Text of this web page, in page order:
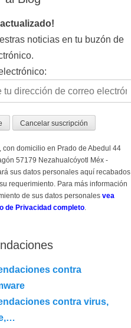
noticias en tu buzón de
con domicilio en Prado de Abedul 44
57179 Nezahualcóyotl Méx -
sus datos personales aquí recabados
requerimiento. Para más información
de sus datos personales vea
de Privacidad completo.
contra
contra virus,